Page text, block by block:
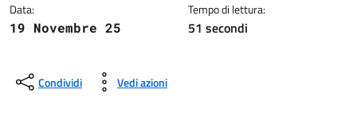
Data:
19 Novembre 25
Tempo di lettura:
51 secondi
Condividi Vedi azioni